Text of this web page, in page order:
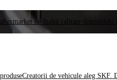
de înaltă calitate
Creatorii de vehicule aleg SKF.